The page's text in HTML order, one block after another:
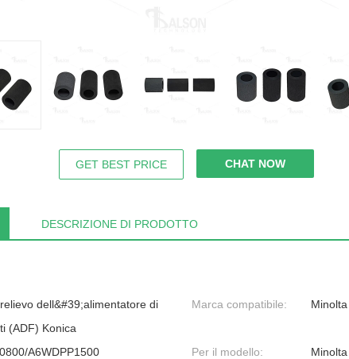
GET BEST PRICE CHAT NOW
DESCRIZIONE DI PRODOTTO
dell&#39;alimentatore di
(ADF) Konica
Marca compatibile: Minolta
A6WDPP1500 Per il modello: